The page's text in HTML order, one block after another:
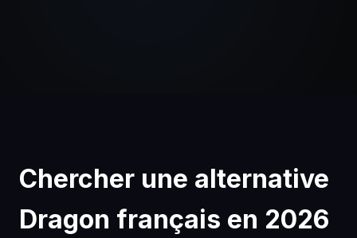
Chercher une alternative
Dragon français en 2026